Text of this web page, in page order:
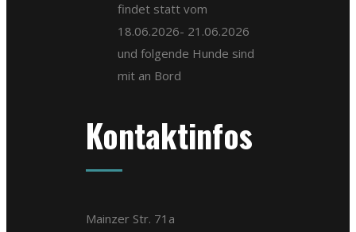
findet statt vom
18.06.2026- 21.06.2026
und folgende Hunde sind
mit an Bord
Kontaktinfos
Mainzer Str. 71a